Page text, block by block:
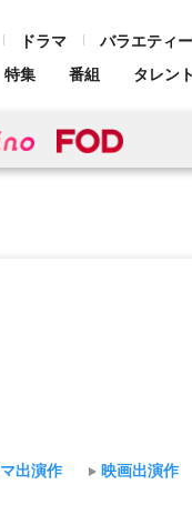
ドラマ バラエティー
特集 番組 タレント
出演作 映画出演作